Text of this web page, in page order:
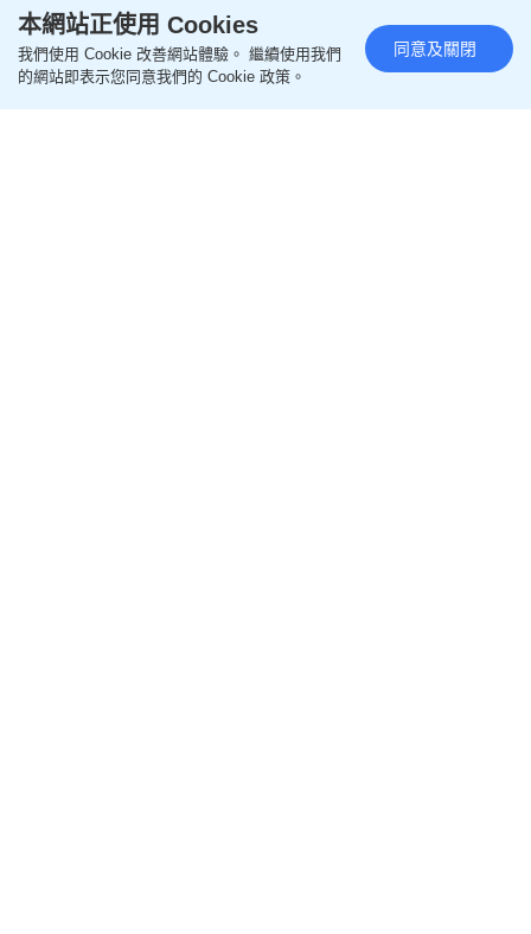
本網站正使用 Cookies
我們使用 Cookie 改善網站體驗。 繼續使用我們
的網站即表示您同意我們的 Cookie 政策。
同意及關閉